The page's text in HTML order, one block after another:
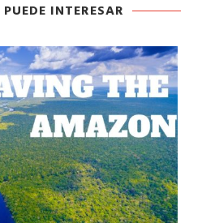
INTERESAR